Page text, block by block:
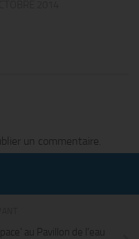
un commentaire.
au Pavillon de l’eau